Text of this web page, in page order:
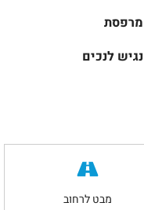
מרפסת
נגיש לנכים
מבט לרחוב